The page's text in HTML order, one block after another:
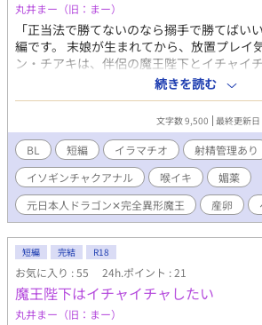
丸井まー（旧：まー）
「正当法で勝てないのなら搦手で勝てばい
編です。 末娘が生まれてから、放置プレイ
ン・チアキは、伴侶の魔王陛下とイチャイ
く、一服盛ることにした。 ※シリーズ三作
読みになれるかと思います。（多分） ※ヘ
ャクアナル、副乳、イラマチオ、（攻めの
る）射精管理等があります。 ※Tectorum
BL」企画参加作品になります。 ※ムーンラ
公開しております。
続きを読む
文字数 9,500 最終更新
BL 短編 イラマチオ
射精管理あり
イソギンチャクアナル
喉イキ
媚薬
元日本人ドラゴン✕完全異形魔王
産卵
短編 完結 R18
お気に入り : 55 24h.ポイント : 21
魔王陛下はイチャイチャしたい
丸井まー（旧：まー）